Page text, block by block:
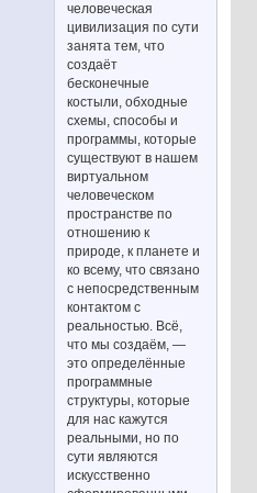
человеческая
цивилизация по сути
занята тем, что
создаёт
бесконечные
костыли, обходные
схемы, способы и
программы, которые
существуют в нашем
виртуальном
человеческом
пространстве по
отношению к
природе, к планете и
ко всему, что связано
с непосредственным
контактом с
реальностью. Всё,
что мы создаём, —
это определённые
программные
структуры, которые
для нас кажутся
реальными, но по
сути являются
искусственно